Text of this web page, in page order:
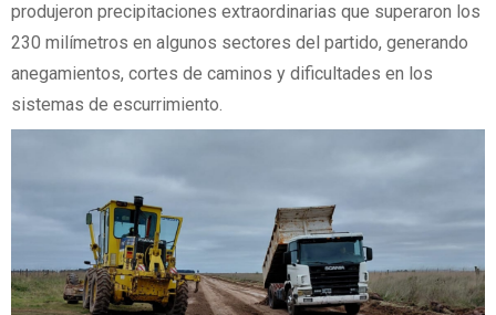
produjeron precipitaciones extraordinarias que superaron los
230 milímetros en algunos sectores del partido, generando
anegamientos, cortes de caminos y dificultades en los
sistemas de escurrimiento.